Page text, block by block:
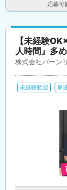
応募
【未経験
人時間』多
株式会社バーン
未経験歓迎 車